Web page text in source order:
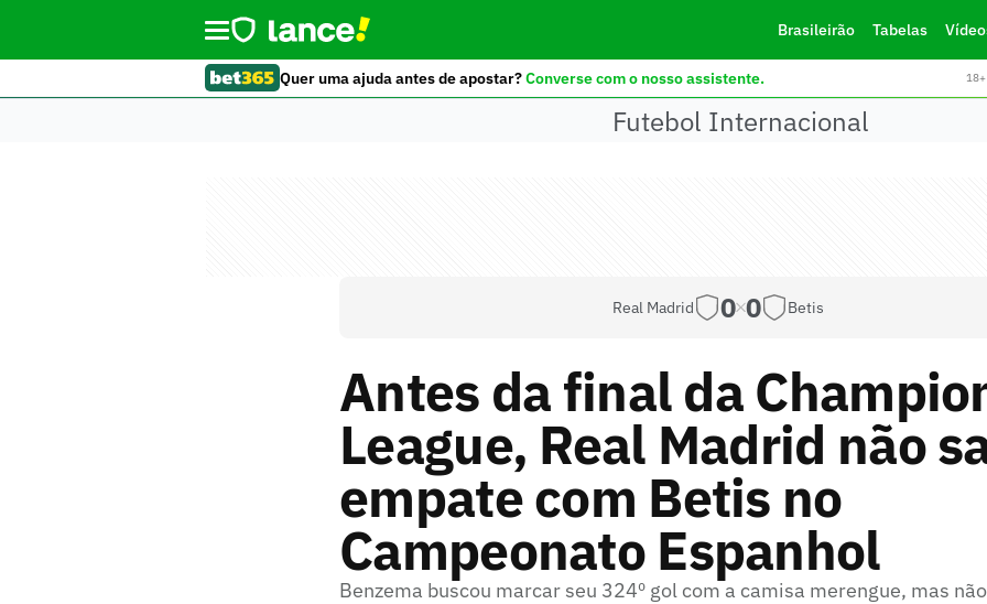
Brasileirão Tabelas
Quer uma ajuda antes de apostar?Converse com o nosso assistente.
Futebol Internacional
Real Madrid 0 0 Betis
Antes da final da
League, Real Madrid não
empate com Betis no
Campeonato Espanhol
Benzema buscou marcar seu 324º gol com a camisa merengue, mas